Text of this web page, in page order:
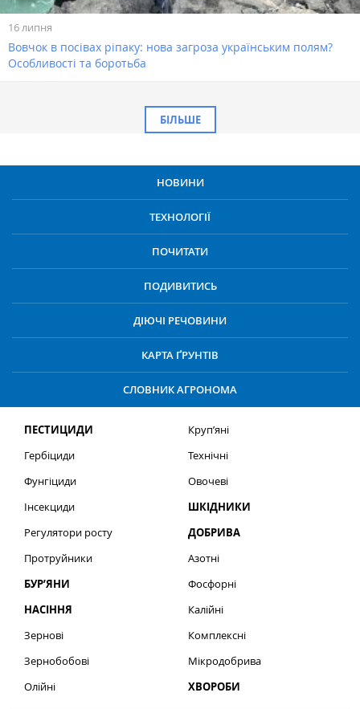
16 липня
Вовчок в посівах ріпаку: нова загроза українським полям?
Особливості та боротьба
БІЛЬШЕ
НОВИНИ
ТЕХНОЛОГІЇ
ПОЧИТАТИ
ПОДИВИТИСЬ
ДІЮЧІ РЕЧОВИНИ
КАРТА ҐРУНТІВ
СЛОВНИК АГРОНОМА
ПЕСТИЦИДИ
Гербіциди
Фунгіциди
Інсекциди
Регулятори росту
Протруйники
БУР’ЯНИ
НАСІННЯ
Зернові
Зернобобові
Олійні
Круп’яні
Технічні
Овочеві
ШКІДНИКИ
ДОБРИВА
Азотні
Фосфорні
Калійні
Комплексні
Мікродобрива
ХВОРОБИ